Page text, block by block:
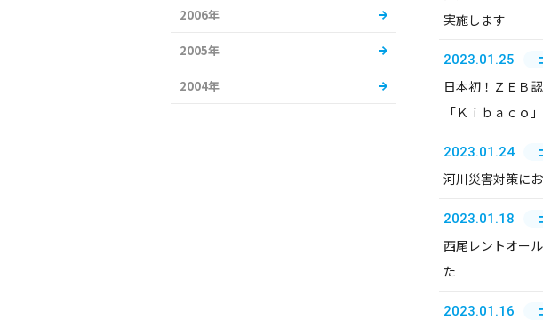
実施します
2023.01.25
日本初！ＺＥＢ
「Ｋｉｂａｃｏ
2023.01.24
河川災害対策に
2023.01.18
西尾レントオー
た
2023.01.16
2006年
2005年
2004年